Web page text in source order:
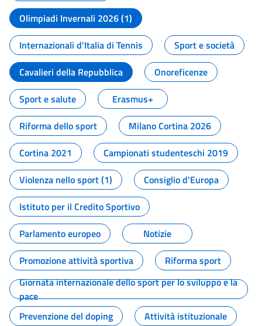
Olimpiadi Invernali 2026 (1)
Internazionali d'Italia di Tennis
Sport e società
Cavalieri della Repubblica
Onoreficenze
Sport e salute
Erasmus+
Riforma dello sport
Milano Cortina 2026
Cortina 2021
Campionati studenteschi 2019
Violenza nello sport (1)
Consiglio d'Europa
Istituto per il Credito Sportivo
Parlamento europeo
Notizie
Promozione attività sportiva
Riforma sport
Giornata internazionale dello sport per lo sviluppo e la
pace
Prevenzione del doping
Attività istituzionale